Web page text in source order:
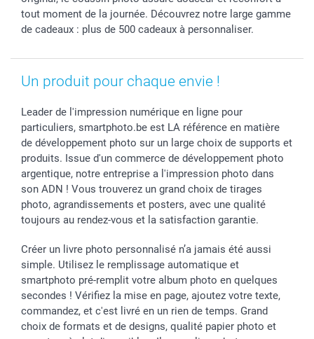
Saint-Valentin
Vacances
Gestion des cookies
Tarifs
Grandes Quantités
Statut de ma commande
tout moment de la journée. Découvrez notre large gamme
de cadeaux : plus de 500 cadeaux à personnaliser.
Un produit pour chaque envie !
Leader de l'impression numérique en ligne pour
particuliers, smartphoto.be est LA référence en matière
de développement photo sur un large choix de supports et
produits. Issue d'un commerce de développement photo
argentique, notre entreprise a l'impression photo dans
son ADN ! Vous trouverez un grand choix de tirages
photo, agrandissements et posters, avec une qualité
toujours au rendez-vous et la satisfaction garantie.
Créer un livre photo personnalisé n’a jamais été aussi
simple. Utilisez le remplissage automatique et
smartphoto pré-remplit votre album photo en quelques
secondes ! Vérifiez la mise en page, ajoutez votre texte,
commandez, et c'est livré en un rien de temps. Grand
choix de formats et de designs, qualité papier photo et